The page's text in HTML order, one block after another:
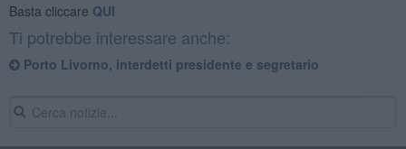
Basta cliccare QUI
Ti potrebbe interessare anche:
Porto Livorno, interdetti presidente e segretario